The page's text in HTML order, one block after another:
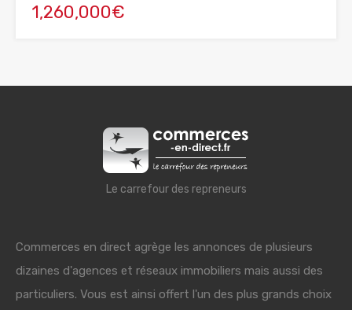
1,260,000€
Le carrefour des repreneurs
Commerces en direct agrège les annonces de plusieurs
dizaines d'agences et réseaux immobiliers mais aussi des
particuliers. Vous est ainsi offert l'un des plus grands choix